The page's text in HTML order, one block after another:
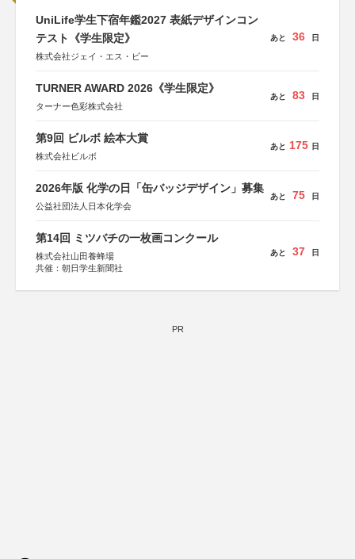
UniLife学生下宿年鑑2027 表紙デザインコン
テスト《学生限定》
株式会社ジェイ・エス・ビー
あと 36 日
TURNER AWARD 2026《学生限定》
ターナー色彩株式会社
あと 83 日
第9回 ビルボ 絵本大賞
株式会社ビルボ
あと 175 日
2026年版 化学の日「缶バッジデザイン」募集
公益社団法人日本化学会
あと 75 日
第14回 ミツバチの一枚画コンクール
株式会社山田養蜂場
共催：朝日学生新聞社
あと 37 日
PR